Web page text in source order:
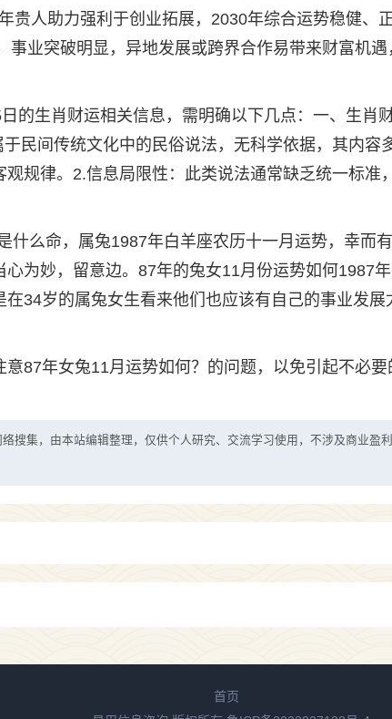
贵人助力强利于创业拓展，2030年综合运势稳健、正
事业突破明显，异地发展或跨界合作易带来财富机遇
的生肖财运相关信息，需明确以下几点：一、生肖
民间传统文化中的民俗说法，无科学依据，其内容
规律。2.信息局限性：此类说法通常缺乏统一标准
什么命，属兔1987年白羊座农历十一月运势，幸而有
为妙，留意边。87年的兔女11月份运势如何1987
34岁的属兔女生看来他们也应该有自己的事业发展
87年女兔11月运势如何？的问题，以免引起不必要
搜集，由本站编辑整理，仅供个人研究、交流学习使用，不涉及商业盈
首页